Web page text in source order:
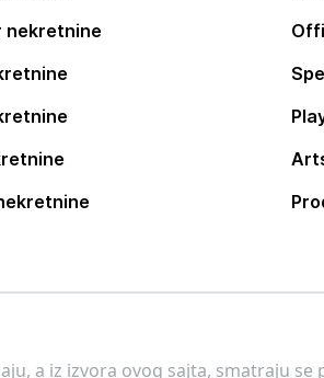
a iz izvora ovog sajta, smatraju
nekretnine